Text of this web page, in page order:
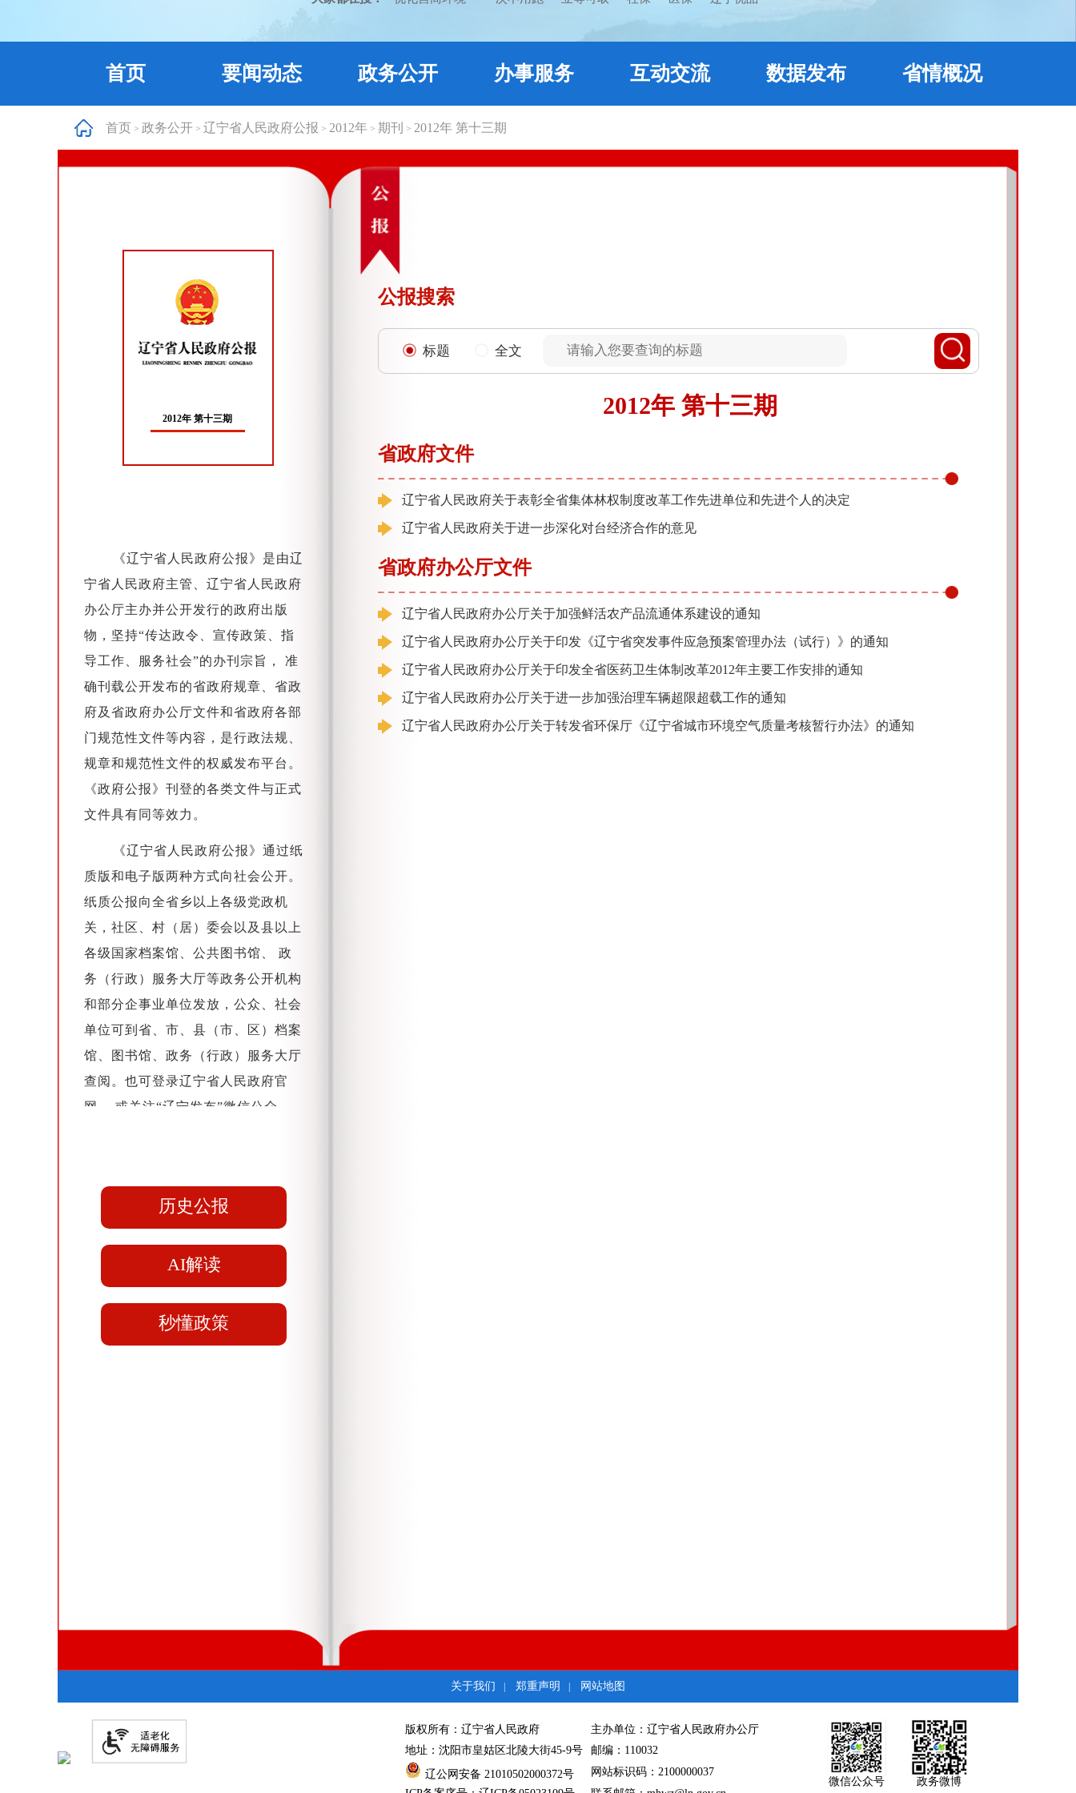
首页 要闻动态 政务公开 办事服务 互动交流 数据发布 省情概况
首页 > 政务公开 > 辽宁省人民政府公报 > 2012年 > 期刊 > 2012年 第十三期
2012年 第十三期
《辽宁省人民政府公报》是由辽
宁省人民政府主管、辽宁省人民政府
办公厅主办并公开发行的政府出版
物，坚持“传达政令、宣传政策、指
导工作、服务社会”的办刊宗旨， 准
确刊载公开发布的省政府规章、省政
府及省政府办公厅文件和省政府各部
门规范性文件等内容，是行政法规、
规章和规范性文件的权威发布平台。
《政府公报》刊登的各类文件与正式
文件具有同等效力。
《辽宁省人民政府公报》通过纸
质版和电子版两种方式向社会公开。
纸质公报向全省乡以上各级党政机
关，社区、村（居）委会以及县以上
各级国家档案馆、公共图书馆、 政
务（行政）服务大厅等政务公开机构
和部分企事业单位发放，公众、社会
单位可到省、市、县（市、区）档案
馆、图书馆、政务（行政）服务大厅
查阅。也可登录辽宁省人民政府官
网， 或关注“辽宁发布”微信公众
历史公报
AI解读
秒懂政策
公报搜索
标题 全文
2012年 第十三期
省政府文件
辽宁省人民政府关于表彰全省集体林权制度改革工作先进单位和先进个人的决定
辽宁省人民政府关于进一步深化对台经济合作的意见
省政府办公厅文件
辽宁省人民政府办公厅关于加强鲜活农产品流通体系建设的通知
辽宁省人民政府办公厅关于印发《辽宁省突发事件应急预案管理办法（试行）》的通知
辽宁省人民政府办公厅关于印发全省医药卫生体制改革2012年主要工作安排的通知
辽宁省人民政府办公厅关于进一步加强治理车辆超限超载工作的通知
辽宁省人民政府办公厅关于转发省环保厅《辽宁省城市环境空气质量考核暂行办法》的通知
关于我们 郑重声明 网站地图
版权所有：辽宁省人民政府
主办单位：辽宁省人民政府办公厅
地址：沈阳市皇姑区北陵大街45-9号
邮编：110032
辽公网安备 21010502000372号
网站标识码：2100000037
微信公众号 政务微博